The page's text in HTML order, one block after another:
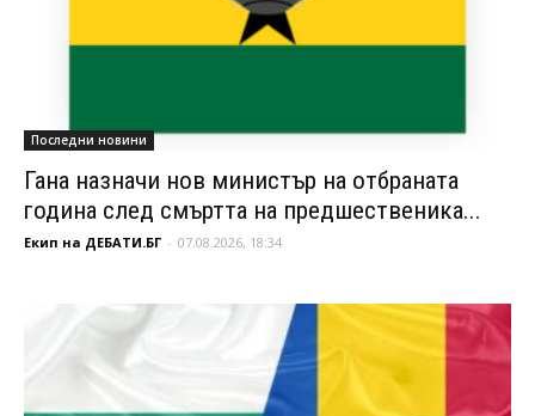
Последни новини
Гана назначи нов министър на отбраната
година след смъртта на предшественика...
Екип на ДЕБАТИ.БГ - 07.08.2026, 18:34